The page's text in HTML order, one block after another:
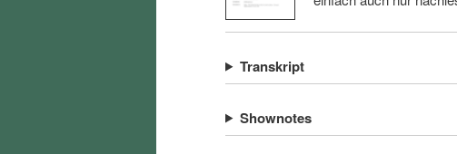
Transkript
Shownotes